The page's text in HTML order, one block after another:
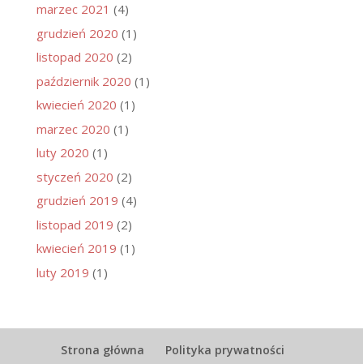
marzec 2021 (4)
grudzień 2020 (1)
listopad 2020 (2)
październik 2020 (1)
kwiecień 2020 (1)
marzec 2020 (1)
luty 2020 (1)
styczeń 2020 (2)
grudzień 2019 (4)
listopad 2019 (2)
kwiecień 2019 (1)
luty 2019 (1)
Strona główna Polityka prywatności